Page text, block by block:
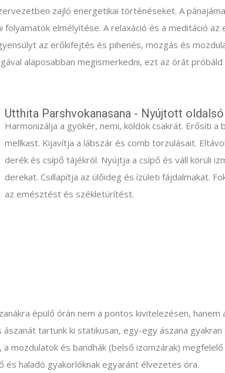
zajló energetikai történéseket. A
elmélyítése. A relaxáció és a meditáció
az erőkifejtés és pihenés, mozgás és
alaposabban megismerkedni, ezt az órát próbáld
Utthita Parshvokanasana - Nyújtott
Harmonizálja a gyökér, nemi, köldök csakrát. Erősíti
mellkast. Kijavítja a lábszár és comb torzulásait.
derék és csípő tájékról. Nyújtja a csípő és váll körüli
derekat. Csillapítja az ülőideg és ízületi fájdalmakat.
az emésztést és székletürítést.
épülő órán nem a pontos kivitelezésen,
tartunk ki statikusan, egy-egy ászana
mozdulatok és bandhák (belső izomzárak) megfelelő
haladó gyakorlóknak egyaránt élvezetes óra.